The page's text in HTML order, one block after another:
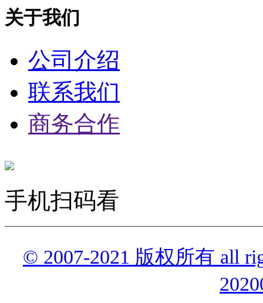
关于我们
公司介绍
联系我们
商务合作
手机扫码看
© 2007-2021 版权所有 all